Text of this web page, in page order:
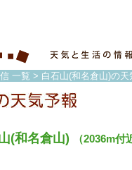
一覧 > 白石山(和名倉山)の天
(和名倉山) （2036m付